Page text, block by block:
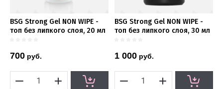
BSG Strong Gel NON WIPE -
топ без липкого слоя, 20 мл
700 руб.
BSG Strong Gel NON WIPE -
топ без липкого слоя, 30 мл
1 000 руб.